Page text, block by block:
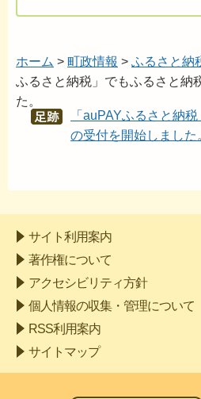
ホーム > 町政情報 > ふるさと納
ふるさと納税」でもふるさと納
た。
あし
「auPAYふるさと納
の受付を開始しました
サイト利用案内
著作権について
アクセシビリティ方針
個人情報の収集・管理について
RSS利用案内
サイトマップ